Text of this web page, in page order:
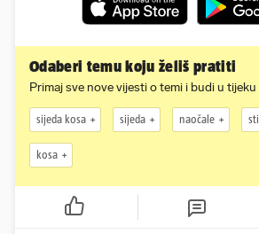
Odaberi temu koju želiš pratiti
Primaj sve nove vijesti o temi i budi u tijeku
sijeda kosa sijeda naočale stil
kosa